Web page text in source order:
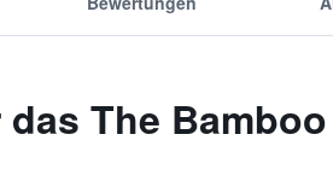
The